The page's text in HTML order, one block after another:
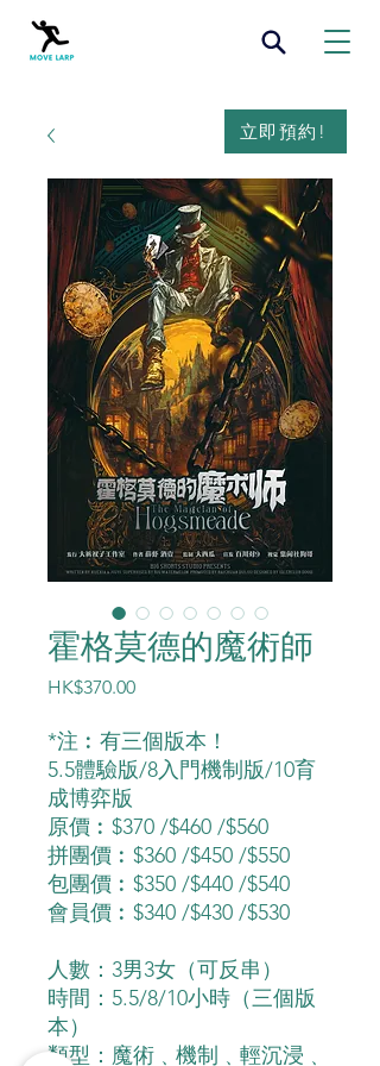
霍格莫德的魔術師
HK$370.00價
*注︰有三個版本！
5.5體驗版/8入門機制版/10育
成博弈版
原價︰$370 /$460 /$560
拼團價︰$360 /$450 /$550
包團價︰$350 /$440 /$540
會員價︰$340 /$430 /$530
人數：3男3女（可反串）
時間：5.5/8/10小時（三個版
本）
類型：魔術﹑機制﹑輕沉浸﹑
立即預約!